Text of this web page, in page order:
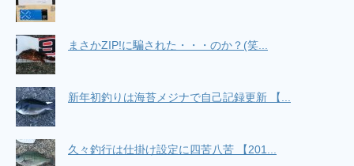
まさかZIP!に騙された・・・のか？(笑...
新年初釣りは海苔メジナで自己記録更新 【...
久々釣行は仕掛け設定に四苦八苦 【201...